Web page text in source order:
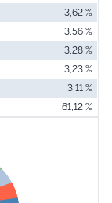
3,62 %
3,56 %
3,28 %
3,23 %
3,11 %
61,12 %